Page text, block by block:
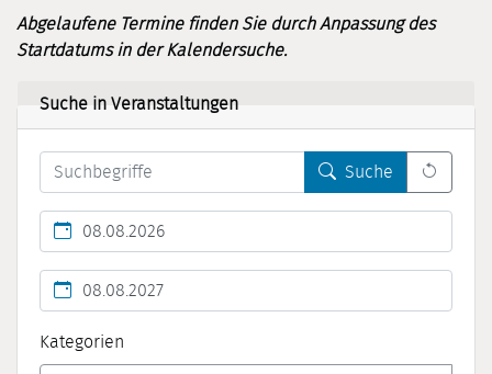
Abgelaufene Termine finden Sie durch Anpassung des
Startdatums in der Kalendersuche.
Suche in Veranstaltungen
Suche
Kalendertag
Kalendertag
Kategorien